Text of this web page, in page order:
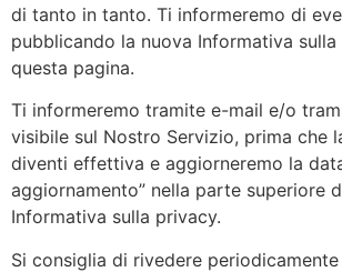
di tanto in tanto. Ti informeremo di
pubblicando la nuova Informativa
questa pagina.
Ti informeremo tramite e-mail e/o
visibile sul Nostro Servizio, prima che
diventi effettiva e aggiorneremo la
aggiornamento” nella parte superiore
Informativa sulla privacy.
Si consiglia di rivedere